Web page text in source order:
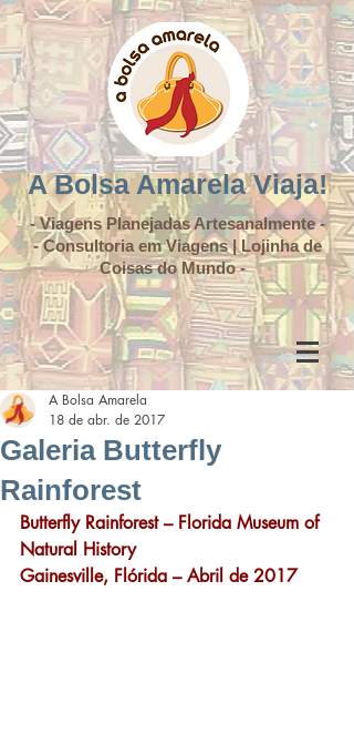
A Bolsa Amarela Viaja!
- Viagens Planejadas Artesanalmente -
- Consultoria em Viagens | Lojinha de
Coisas do Mundo -
Galeria Butterfly
Rainforest
A Bolsa Amarela
18 de abr. de 2017
Butterfly Rainforest – Florida Museum of
Natural History
Gainesville, Flórida – Abril de 2017